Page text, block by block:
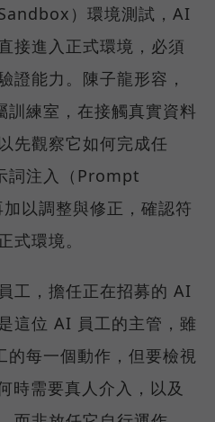
）環境測試，AI
接進入正式環境，必須
證能力。陳子龍形容，
練室，在接觸真實資料
先觀察它如何完成任
詞注入（Prompt
以調整與修正，確認符
式環境。
工，擔任正在招募的 AI
這位 AI 員工的主管，雖
每一個動作，但要檢視
時需要真人介入，以及